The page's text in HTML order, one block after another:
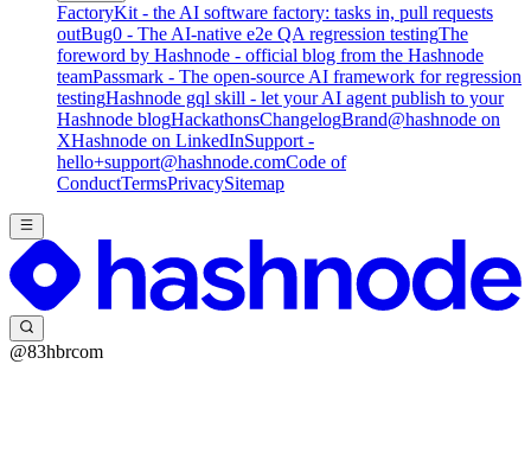
FactoryKit - the AI software factory: tasks in, pull requests
outBug0 - The AI-native e2e QA regression testingThe
foreword by Hashnode - official blog from the Hashnode
teamPassmark - The open-source AI framework for regression
testingHashnode gql skill - let your AI agent publish to your
Hashnode blogHackathonsChangelogBrand@hashnode on
XHashnode on LinkedInSupport -
hello+support@hashnode.comCode of
ConductTermsPrivacySitemap
@83hbrcom